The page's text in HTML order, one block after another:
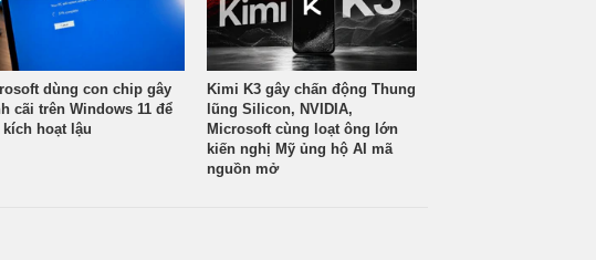
dùng con chip gây
cãi trên Windows 11 để
kích hoạt lậu
Kimi K3 gây chấn động Thung
lũng Silicon, NVIDIA,
Microsoft cùng loạt ông lớn
kiến nghị Mỹ ủng hộ AI mã
nguồn mở